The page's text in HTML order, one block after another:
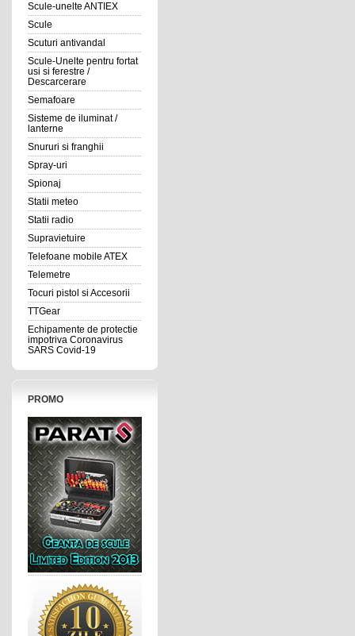
Scule-unelte ANTIEX
Scule
Scuturi antivandal
Scule-Unelte pentru fortat
usi si ferestre /
Descarcerare
Semafoare
Sisteme de iluminat /
lanterne
Snururi si franghii
Spray-uri
Spionaj
Statii meteo
Statii radio
Supravietuire
Telefoane mobile ATEX
Telemetre
Tocuri pistol si Accesorii
TTGear
Echipamente de protectie
impotriva Coronavirus
SARS Covid-19
PROMO